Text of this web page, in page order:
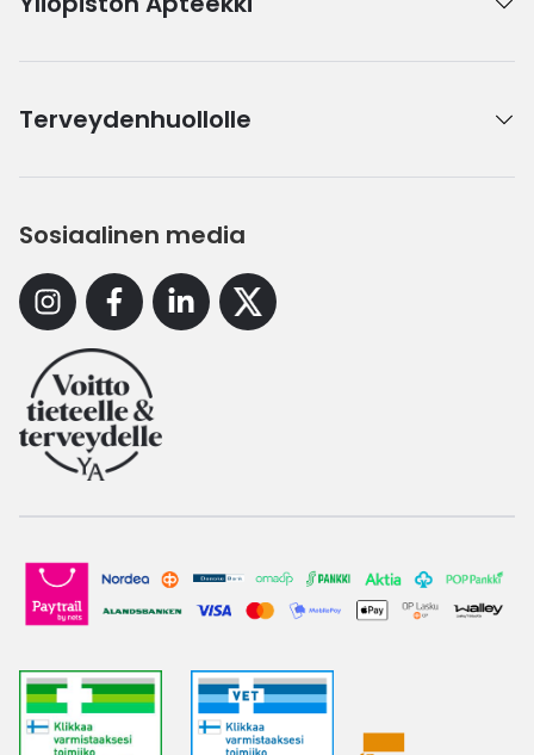
Terveydenhuollolle
Sosiaalinen media
InstagramFacebookLinkedinX